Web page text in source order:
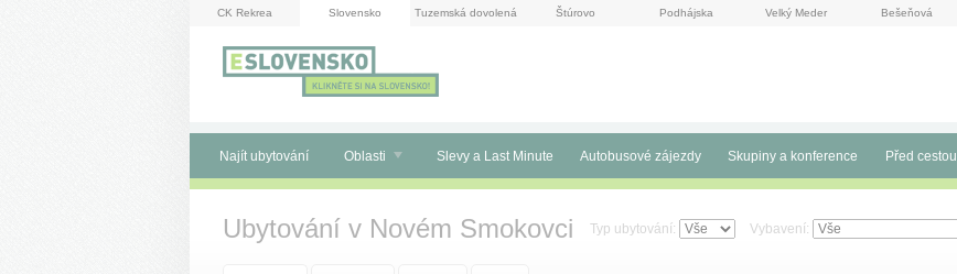
CK Rekrea Slovensko Tuzemská dovolená Štúrovo Podhájska Velký Meder Bešeňová
Najít ubytování Oblasti Slevy a Last Minute Autobusové zájezdy Skupiny a konference Před cestou
Ubytování v Novém Smokovci Typ ubytování: Vybavení: